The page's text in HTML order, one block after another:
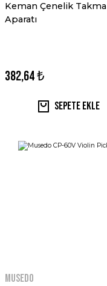
Keman Çenelik Takma
Aparatı
382,64 ₺
Sepete Ekle
Musedo